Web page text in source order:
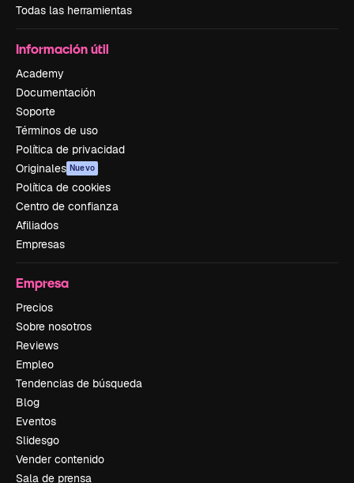
Todas las herramientas
Información útil
Academy
Documentación
Soporte
Términos de uso
Política de privacidad
Originales Nuevo
Política de cookies
Centro de confianza
Afiliados
Empresas
Empresa
Precios
Sobre nosotros
Reviews
Empleo
Tendencias de búsqueda
Blog
Eventos
Slidesgo
Vender contenido
Sala de prensa